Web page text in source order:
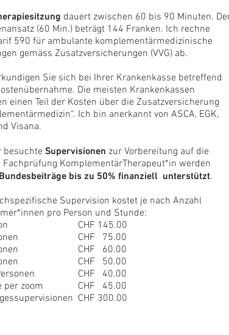
dauert zwischen 60 bis 90 Minuten.
(60 Min.) beträgt 144 Franken. Ich rechne
590 für ambulante komplementärmedizinische
gemäss Zusatzversicherungen (VVG) ab.
Sie sich bei Ihrer Krankenkasse betreffend
Die meisten Krankenkassen
einen Teil der Kosten über die Zusatzversicherung
Ich bin anerkannt von ASCA, EGK,
Visana.
besuchte Supervisionen zur Vorbereitung auf die
Fachprüfung KomplementärTherapeut*in werden
bis zu 50% finanziell unterstützt.
Supervision kostet je nach Anzahl
pro Person und Stunde:
CHF 145.00
CHF 75.00
CHF 60.00
CHF 50.00
per zoom
CHF 40.00
CHF 45.00
CHF 300.00